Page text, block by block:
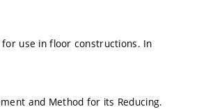
for use in floor constructions. In
and Method for its Reducing.